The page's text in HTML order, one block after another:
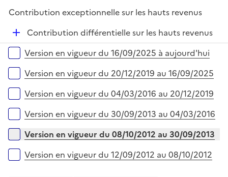
i
r
p
i
e
Contribution exceptionnelle sur les hauts revenus
D
é
p
e
Contribution différentielle sur les hauts revenus
Versions sur la période
Version en vigueur du 16/09/2025 à aujourd'hui
Version en vigueur du 20/12/2019 au 16/09/2025
Version en vigueur du 04/03/2016 au 20/12/2019
Version en vigueur du 30/09/2013 au 04/03/2016
Version en vigueur du 08/10/2012 au 30/09/2013
Version en vigueur du 12/09/2012 au 08/10/2012